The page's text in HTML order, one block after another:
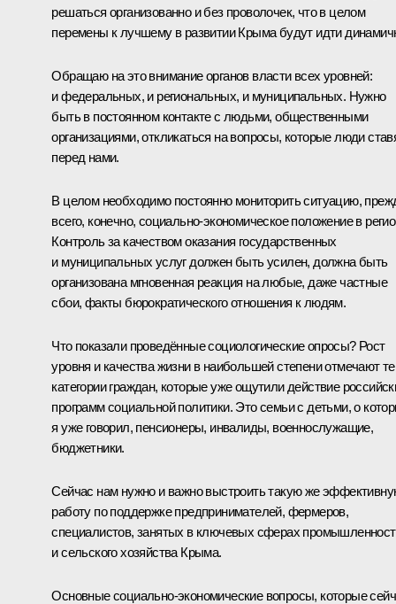
решаться организованно и без проволочек, что в целом
перемены к лучшему в развитии Крыма будут идти
Обращаю на это внимание органов власти всех уровней:
и федеральных, и региональных, и муниципальных. Нужно
быть в постоянном контакте с людьми, общественными
организациями, откликаться на вопросы, которые люди
перед нами.
В целом необходимо постоянно мониторить ситуацию,
всего, конечно, социально-экономическое положение в
Контроль за качеством оказания государственных
и муниципальных услуг должен быть усилен, должна быть
организована мгновенная реакция на любые, даже частные
сбои, факты бюрократического отношения к людям.
Что показали проведённые социологические опросы? Рост
уровня и качества жизни в наибольшей степени отмечают те
категории граждан, которые уже ощутили действие
программ социальной политики. Это семьи с детьми, о
я уже говорил, пенсионеры, инвалиды, военнослужащие,
бюджетники.
Сейчас нам нужно и важно выстроить такую же
работу по поддержке предпринимателей, фермеров,
специалистов, занятых в ключевых сферах
и сельского хозяйства Крыма.
Основные социально-экономические вопросы, которые